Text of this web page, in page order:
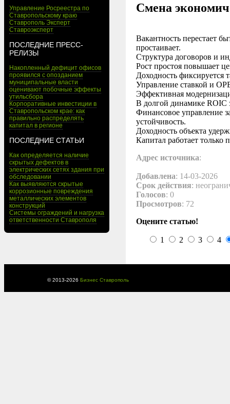
Управление Росреестра по
Ставропольскому краю
Ставрополь Эксперт
Ставроэксперт
ПОСЛЕДНИЕ ПРЕСС-
РЕЛИЗЫ
Накопленный дефицит офисов
проявился с опозданием
муниципальные власти
оценивают побочные эффекты
утильсбора
Корпоративные инвестиции в
Ставропольском крае: как
правильно распределять
капитал в регионе
ПОСЛЕДНИЕ СТАТЬИ
Как определяется наличие
скрытых дефектов в
электрических сетях здания при
обследовании
Как выявляются скрытые
коррозионные повреждения
металлических элементов
конструкций
Системы ограждений и нагрузка
ответственности Ставрополя
Смена
Вакантность перестает
простаивает.
Структура договоров и
Рост простоя повышает
Доходность фиксируется
Управление ставкой и
Эффективная
В долгой динамике ROIC
Финансовое управление
устойчивость.
Доходность объекта
Капитал работает только
Адрес источника:
Добавлена: 14-03-2026
Срок действия:
Голосов: 0
Просмотров: 72
Оцените статью!
1 2 3 4
© 2013-2026 Бизнес Ставрополь